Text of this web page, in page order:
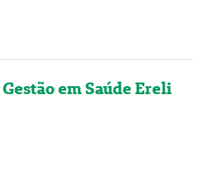
em Saúde Ereli